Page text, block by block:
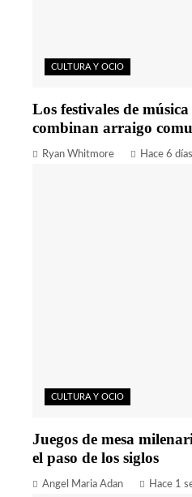
CULTURA Y OCIO
Los festivales de
combinan arraigo
Ryan Whitmore Hace 6 días
CULTURA Y OCIO
Juegos de mesa
el paso de los siglos
Angel Maria Adan Hace 1